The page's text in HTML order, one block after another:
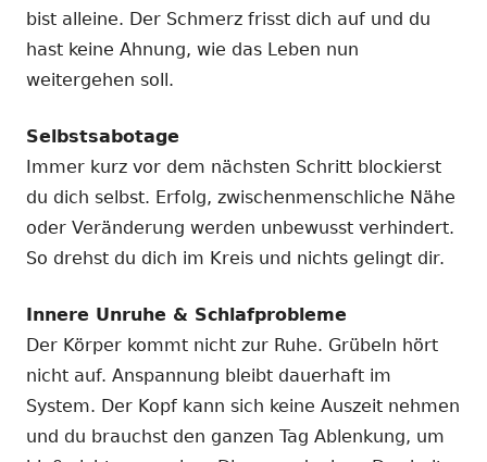
bist alleine. Der Schmerz frisst dich auf und du
hast keine Ahnung, wie das Leben nun
weitergehen soll.
Selbstsabotage
Immer kurz vor dem nächsten Schritt blockierst
du dich selbst. Erfolg, zwischenmenschliche Nähe
oder Veränderung werden unbewusst verhindert.
So drehst du dich im Kreis und nichts gelingt dir.
Innere Unruhe & Schlafprobleme
Der Körper kommt nicht zur Ruhe. Grübeln hört
nicht auf. Anspannung bleibt dauerhaft im
System. Der Kopf kann sich keine Auszeit nehmen
und du brauchst den ganzen Tag Ablenkung, um